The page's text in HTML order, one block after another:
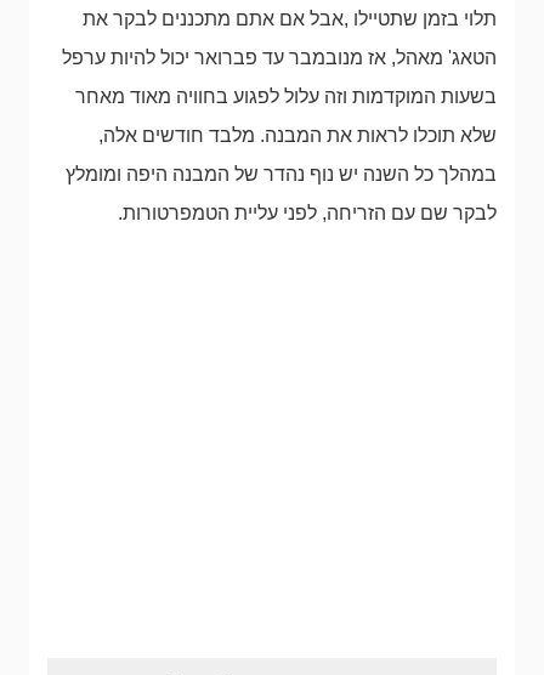
תלוי בזמן שתטיילו ,אבל אם אתם מתכננים לבקר את
הטאג' מאהל, אז מנובמבר עד פברואר יכול להיות ערפל
בשעות המוקדמות וזה עלול לפגוע בחוויה מאוד מאחר
שלא תוכלו לראות את המבנה. מלבד חודשים אלה,
במהלך כל השנה יש נוף נהדר של המבנה היפה ומומלץ
לבקר שם עם הזריחה, לפני עליית הטמפרטורות.